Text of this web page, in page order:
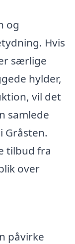
og
Hvis
særlige
hylder,
vil det
samlede
Gråsten.
tilbud fra
over
påvirke